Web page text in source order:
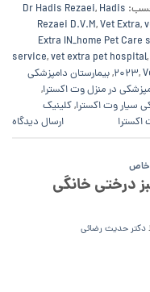
Dr Hadis Rezaei, Hadis
Rezaei D.V.M,Vet Extra,
Extra IN_home Pet Care
service,vet extra pet hospital,
2023,
,بیمارستان دامپزشکی
در منزل وت اکسترا,
سیار وت اکسترا,کلینیک
ارسال دیدگاه
خاص
درختی خانگی
دکتر حدیث رضائی